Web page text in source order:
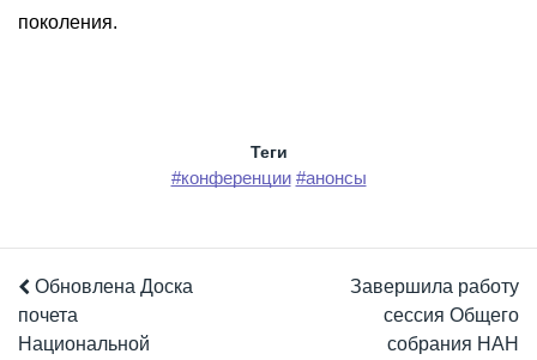
поколения.
Теги
#конференции #анонсы
Обновлена Доска
почета
Национальной
Завершила работу
сессия Общего
собрания НАН